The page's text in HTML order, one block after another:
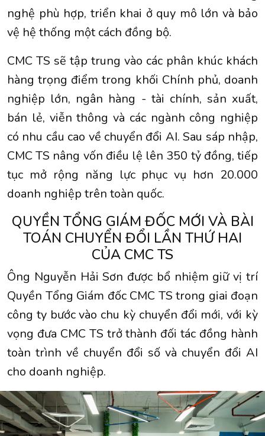
nghệ phù hợp, triển khai ở quy mô lớn và bảo
vệ hệ thống một cách đồng bộ.
CMC TS sẽ tập trung vào các phân khúc khách
hàng trọng điểm trong khối Chính phủ, doanh
nghiệp lớn, ngân hàng - tài chính, sản xuất,
bán lẻ, viễn thông và các ngành công nghiệp
có nhu cầu cao về chuyển đổi AI. Sau sáp nhập,
CMC TS nâng vốn điều lệ lên 350 tỷ đồng, tiếp
tục mở rộng năng lực phục vụ hơn 20.000
doanh nghiệp trên toàn quốc.
QUYỀN TỔNG GIÁM ĐỐC MỚI VÀ BÀI
TOÁN CHUYỂN ĐỔI LẦN THỨ HAI
CỦA CMC TS
Ông Nguyễn Hải Sơn được bổ nhiệm giữ vị trí
Quyền Tổng Giám đốc CMC TS trong giai đoạn
công ty bước vào chu kỳ chuyển đổi mới, với kỳ
vọng đưa CMC TS trở thành đối tác đồng hành
toàn trình về chuyển đổi số và chuyển đổi AI
cho doanh nghiệp.